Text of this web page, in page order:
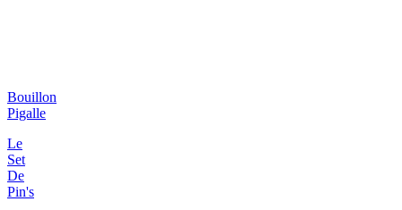
Bouillon
Pigalle
Le
Set
De
Pin's